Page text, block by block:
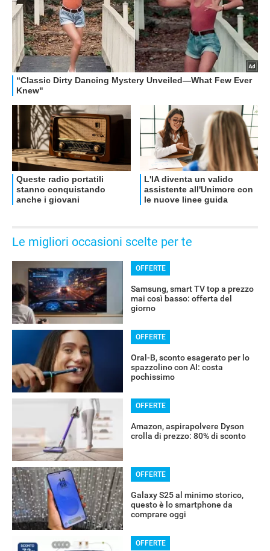
OFFERTE
Le migliori occasioni scelte per te
OFFERTE
Samsung, smart TV top a prezzo
mai così basso: offerta del
giorno
OFFERTE
Oral-B, sconto esagerato per lo
spazzolino con AI: costa
pochissimo
OFFERTE
Amazon, aspirapolvere Dyson
crolla di prezzo: 80% di sconto
OFFERTE
Galaxy S25 al minimo storico,
questo è lo smartphone da
comprare oggi
OFFERTE